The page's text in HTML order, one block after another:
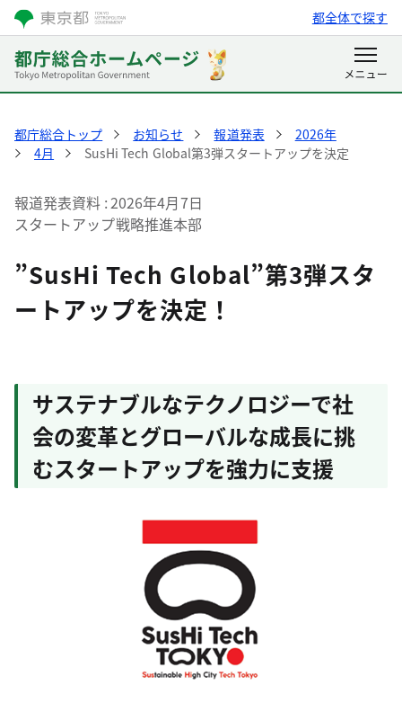
都全体で探す
都庁総合トップ お知らせ 報道発表
2026年
4月
SusHi Tech Global第3弾スタートアップを決定
報道発表資料 2026年4月7日
スタートアップ戦略推進本部
”SusHi Tech Global”第3弾スタ
ートアップを決定！
サステナブルなテクノロジーで社
会の変革とグローバルな成長に挑
むスタートアップを強力に支援